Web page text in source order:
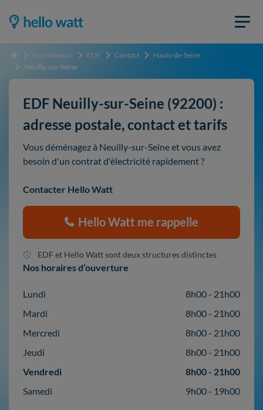
Accueil Fournisseurs EDF Contact
Hauts-de-Seine
Neuilly-sur-Seine
EDF Neuilly-sur-Seine (92200) :
adresse postale, contact et tarifs
Vous déménagez à Neuilly-sur-Seine et vous avez
besoin d'un contrat d'électricité rapidement ?
Contacter Hello Watt
Hello Watt me rappelle
EDF et Hello Watt sont deux structures distinctes
Nos horaires d’ouverture
Lundi
8h00 - 21h00
Mardi
8h00 - 21h00
Mercredi
8h00 - 21h00
Jeudi
8h00 - 21h00
Vendredi
8h00 - 21h00
Samedi
9h00 - 19h00